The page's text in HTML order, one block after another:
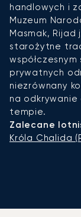
handlowych i
Muzeum
Masmak,
starożytne
prywatnych
niezrównany
na odkrywanie
tempie.
Zalecane
Króla Chalida